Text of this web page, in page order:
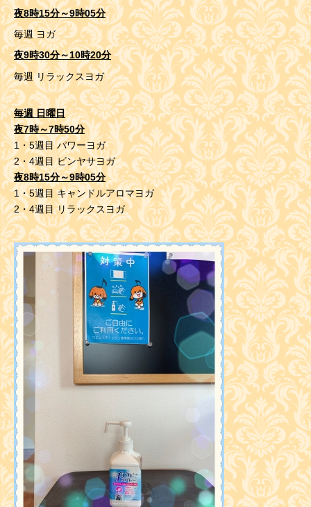
夜8時15分～9時05分
毎週 ヨガ
夜9時30分～10時20分
毎週 リラックスヨガ
毎週 日曜日
夜7時～7時50分
1・5週目 パワーヨガ
2・4週目 ビンヤサヨガ
夜8時15分～9時05分
1・5週目 キャンドルアロマヨガ
2・4週目 リラックスヨガ